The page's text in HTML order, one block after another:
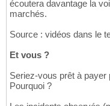
écoutera davantage la
marchés.
Source : vidéos dans le
Et vous ?
Seriez-vous prêt à
Pourquoi ?